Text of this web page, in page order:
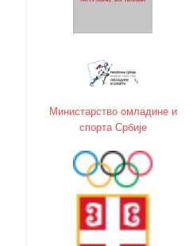
Министарство oмладине и
спорта Србије